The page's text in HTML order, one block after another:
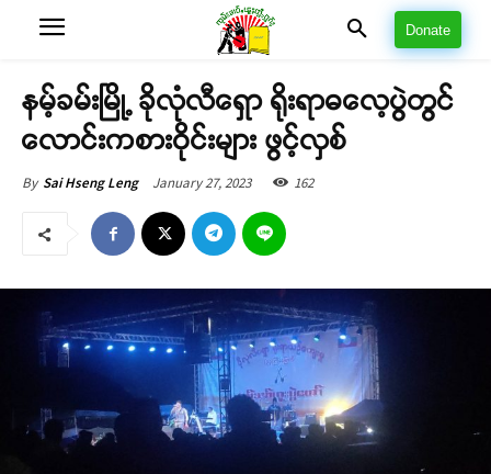
Donate
နမ့်ခမ်းမြို့ ခိုလုံလီရှော ရိုးရာဓလေ့ပွဲတွင်
လောင်းကစားဝိုင်းများ ဖွင့်လှစ်
By Sai Hseng Leng January 27, 2023 162